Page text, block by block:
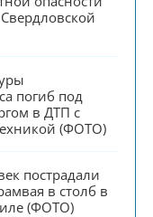
погиб под
в ДТП с
(ФОТО)
пострадали
в столб в
(ФОТО)